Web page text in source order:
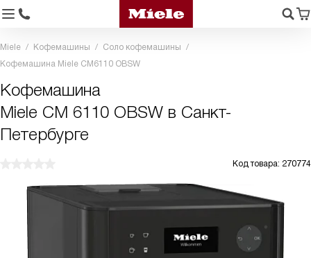
Miele Кофемашины
Соло кофемашины
Кофемашина Miele CM6110 OBSW
Кофемашина
Miele CM 6110 OBSW в Санкт-
Петербурге
Код товара: 270774